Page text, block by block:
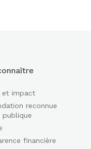
et impact
reconnue
financière